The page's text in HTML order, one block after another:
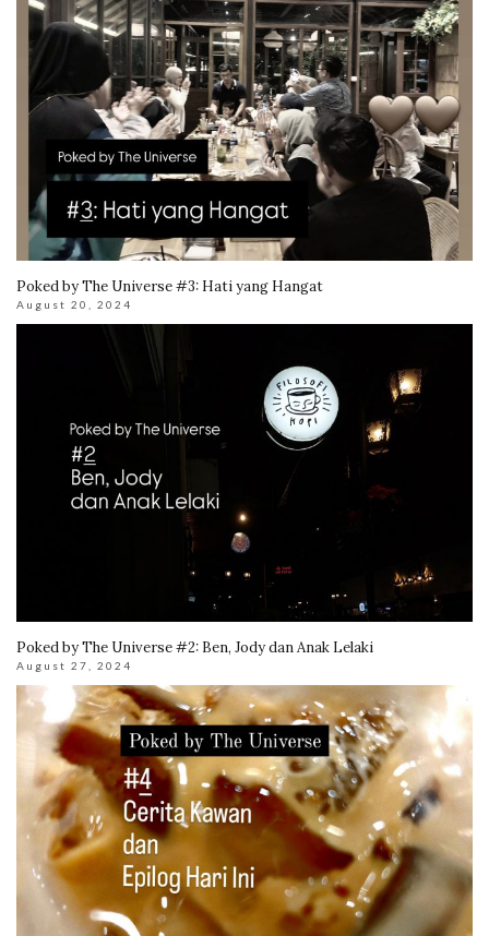
Poked by The Universe #3: Hati yang Hangat
August 20, 2024
Poked by The Universe #2: Ben, Jody dan Anak Lelaki
August 27, 2024